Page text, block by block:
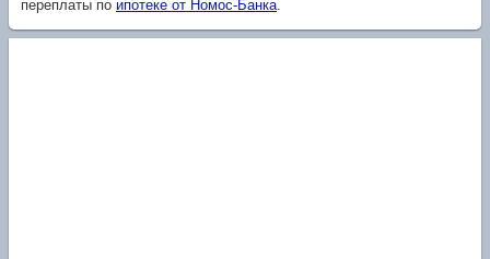
переплаты по ипотеке от Номос-Банка